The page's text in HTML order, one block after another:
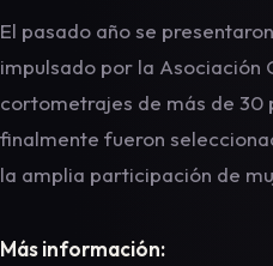
El pasado año se
impulsado por la Asociación
cortometrajes de más de 30
finalmente fueron
la amplia participación de
Más información: